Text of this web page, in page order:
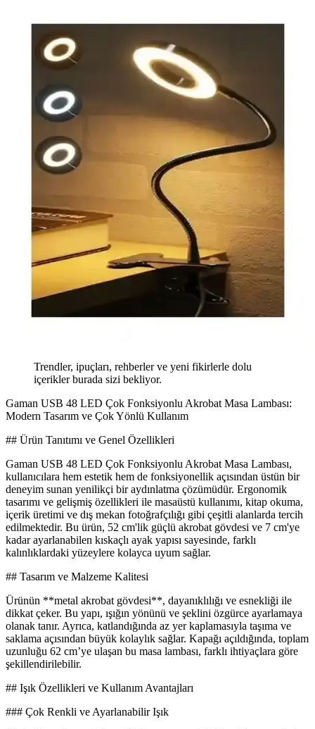
Trendler, ipuçları, rehberler ve yeni fikirlerle dolu
içerikler burada sizi bekliyor.
Gaman USB 48 LED Çok Fonksiyonlu Akrobat Masa Lambası:
Modern Tasarım ve Çok Yönlü Kullanım
## Ürün Tanıtımı ve Genel Özellikleri
Gaman USB 48 LED Çok Fonksiyonlu Akrobat Masa Lambası,
kullanıcılara hem estetik hem de fonksiyonellik açısından üstün bir
deneyim sunan yenilikçi bir aydınlatma çözümüdür. Ergonomik
tasarımı ve gelişmiş özellikleri ile masaüstü kullanımı, kitap okuma,
içerik üretimi ve dış mekan fotoğrafçılığı gibi çeşitli alanlarda tercih
edilmektedir. Bu ürün, 52 cm'lik güçlü akrobat gövdesi ve 7 cm'ye
kadar ayarlanabilen kıskaçlı ayak yapısı sayesinde, farklı
kalınlıklardaki yüzeylere kolayca uyum sağlar.
## Tasarım ve Malzeme Kalitesi
Ürünün **metal akrobat gövdesi**, dayanıklılığı ve esnekliği ile
dikkat çeker. Bu yapı, ışığın yönünü ve şeklini özgürce ayarlamaya
olanak tanır. Ayrıca, katlandığında az yer kaplamasıyla taşıma ve
saklama açısından büyük kolaylık sağlar. Kapağı açıldığında, toplam
uzunluğu 62 cm’ye ulaşan bu masa lambası, farklı ihtiyaçlara göre
şekillendirilebilir.
## Işık Özellikleri ve Kullanım Avantajları
### Çok Renkli ve Ayarlanabilir Işık